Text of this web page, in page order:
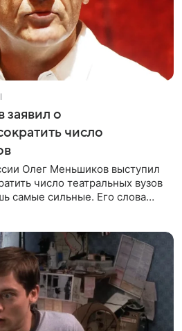
о
число
Олег Меньшиков выступил
число театральных вузов
самые сильные. Его слова